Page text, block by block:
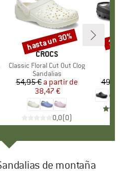
MARCA
CROCS
Artículo
Classic Floral Cut Out Clog
Product group
Sandalias
Precio
54,95 € Precio reducido
a partir de
38,47 €
0,0(0)
Descuento
hasta un 30%
de montaña